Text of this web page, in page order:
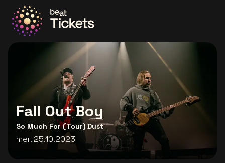
Allez à la page d'accueil
Fall Out Boy
So Much For (Tour) Dust
mer. 25.10.2023